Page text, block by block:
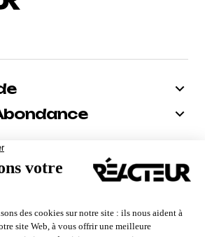
-10% sur tous nos
le code
pour vous garantir la meilleure